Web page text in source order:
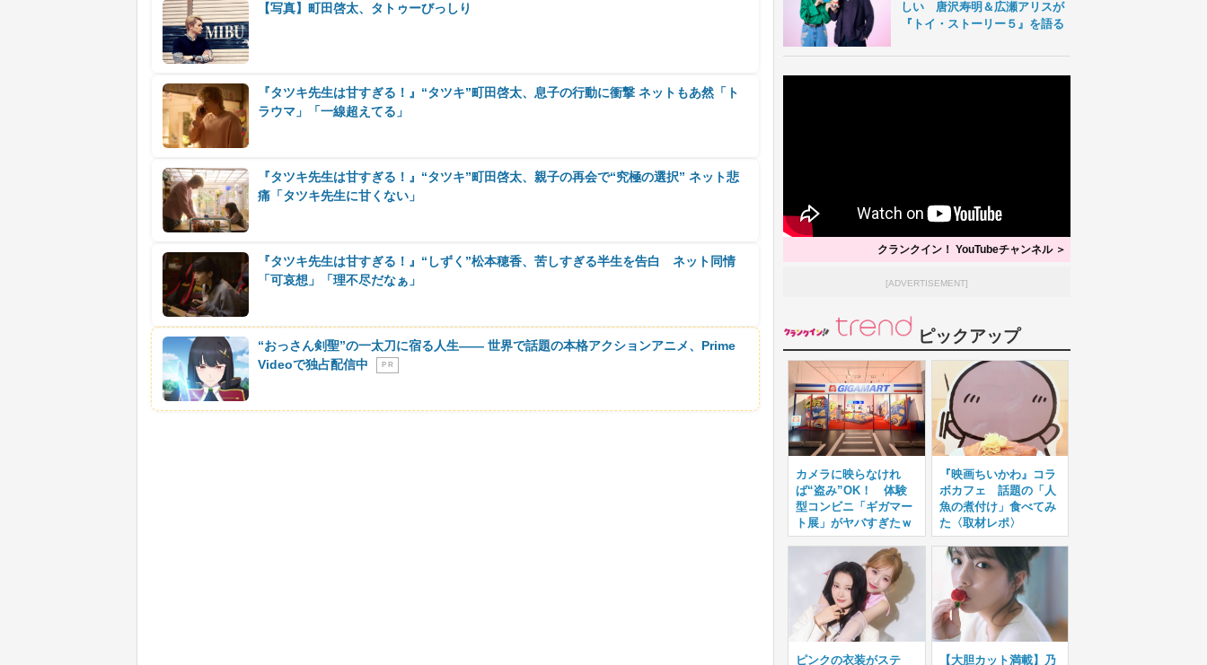
【写真】町田啓太、タトゥーびっしり
『タツキ先生は甘すぎる！』“タツキ”町田啓太、息子の行動に衝撃 ネットもあ然「ト
ラウマ」「一線超えてる」
『タツキ先生は甘すぎる！』“タツキ”町田啓太、親子の再会で“究極の選択” ネット悲
痛「タツキ先生に甘くない」
『タツキ先生は甘すぎる！』“しずく”松本穂香、苦しすぎる半生を告白 ネット同情
「可哀想」「理不尽だなぁ」
“おっさん剣聖”の一太刀に宿る人生―― 世界で話題の本格アクションアニメ、Prime
Videoで独占配信中
P R
しい 唐沢寿明＆広瀬アリスが
『トイ・ストーリー５』を語る
クランクイン！ YouTubeチャンネル ＞
[ADVERTISEMENT]
ピックアップ
カメラに映らなけれ
ば“盗み”OK！ 体験
型コンビニ「ギガマー
ト展」がヤバすぎたｗ
『映画ちいかわ』コラ
ボカフェ 話題の「人
魚の煮付け」食べてみ
た〈取材レポ〉
ピンクの衣装がステ 【大胆カット満載】乃